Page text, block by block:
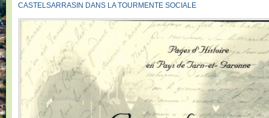
CASTELSARRASIN DANS LA TOURMENTE SOCIALE